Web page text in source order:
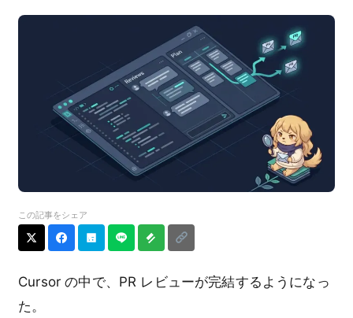
この記事をシェア
Cursor の中で、PR レビューが完結するようになっ
た。